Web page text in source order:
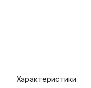
Характеристики